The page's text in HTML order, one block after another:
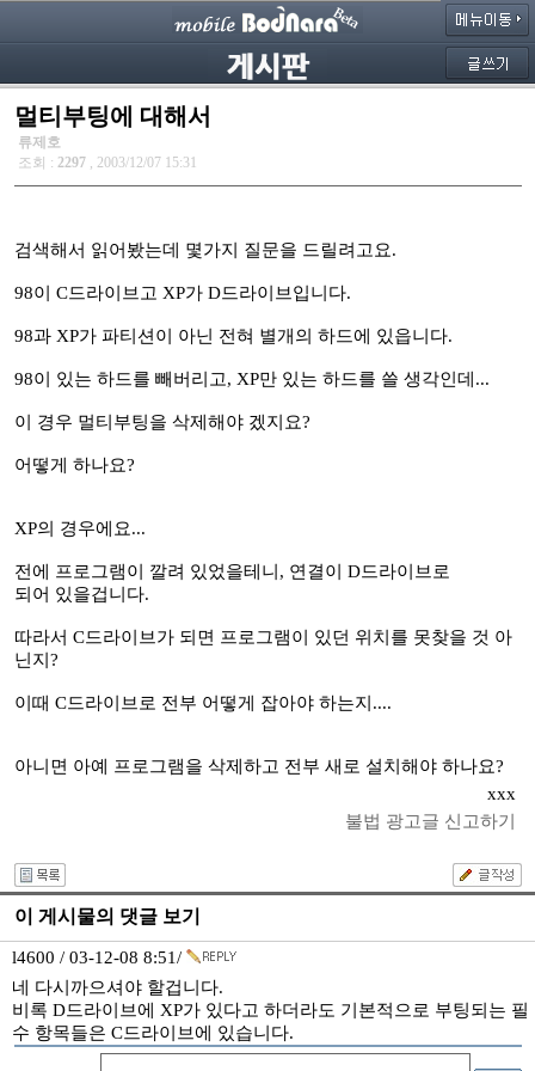
멀티부팅에 대해서
류제호
조회 : 2297 , 2003/12/07 15:31
검색해서 읽어봤는데 몇가지 질문을 드릴려고요.
98이 C드라이브고 XP가 D드라이브입니다.
98과 XP가 파티션이 아닌 전혀 별개의 하드에 있읍니다.
98이 있는 하드를 빼버리고, XP만 있는 하드를 쓸 생각인데...
이 경우 멀티부팅을 삭제해야 겠지요?
어떻게 하나요?
XP의 경우에요...
전에 프로그램이 깔려 있었을테니, 연결이 D드라이브로
되어 있을겁니다.
따라서 C드라이브가 되면 프로그램이 있던 위치를 못찾을 것 아
닌지?
이때 C드라이브로 전부 어떻게 잡아야 하는지....
아니면 아예 프로그램을 삭제하고 전부 새로 설치해야 하나요?
xxx
불법 광고글 신고하기
이 게시물의 댓글 보기
l4600 / 03-12-08 8:51/
네 다시까으셔야 할겁니다.
비록 D드라이브에 XP가 있다고 하더라도 기본적으로 부팅되는 필
수 항목들은 C드라이브에 있습니다.